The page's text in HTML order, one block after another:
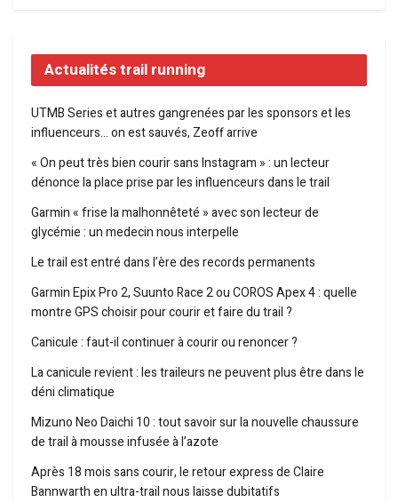
Actualités trail running
UTMB Series et autres gangrenées par les sponsors et les
influenceurs… on est sauvés, Zeoff arrive
« On peut très bien courir sans Instagram » : un lecteur
dénonce la place prise par les influenceurs dans le trail
Garmin « frise la malhonnêteté » avec son lecteur de
glycémie : un medecin nous interpelle
Le trail est entré dans l’ère des records permanents
Garmin Epix Pro 2, Suunto Race 2 ou COROS Apex 4 : quelle
montre GPS choisir pour courir et faire du trail ?
Canicule : faut-il continuer à courir ou renoncer ?
La canicule revient : les traileurs ne peuvent plus être dans le
déni climatique
Mizuno Neo Daichi 10 : tout savoir sur la nouvelle chaussure
de trail à mousse infusée à l’azote
Après 18 mois sans courir, le retour express de Claire
Bannwarth en ultra-trail nous laisse dubitatifs